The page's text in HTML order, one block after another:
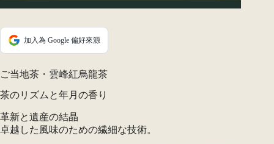
加入為 Google 偏好來源
ご当地茶・雲峰紅烏龍茶
茶のリズムと年月の香り
革新と遺産の結晶
卓越した風味のための繊細な技術。